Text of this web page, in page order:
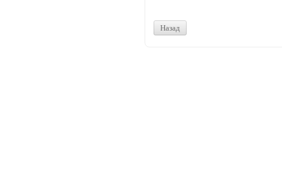
Назад